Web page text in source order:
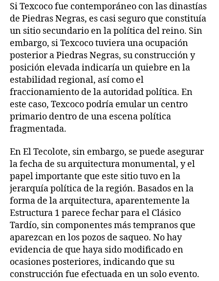
Si Texcoco fue contemporáneo con las dinastías
de Piedras Negras, es casi seguro que constituía
un sitio secundario en la política del reino. Sin
embargo, si Texcoco tuviera una ocupación
posterior a Piedras Negras, su construcción y
posición elevada indicaría un quiebre en la
estabilidad regional, así como el
fraccionamiento de la autoridad política. En
este caso, Texcoco podría emular un centro
primario dentro de una escena política
fragmentada.
En El Tecolote, sin embargo, se puede asegurar
la fecha de su arquitectura monumental, y el
papel importante que este sitio tuvo en la
jerarquía política de la región. Basados en la
forma de la arquitectura, aparentemente la
Estructura 1 parece fechar para el Clásico
Tardío, sin componentes más tempranos que
aparezcan en los pozos de saqueo. No hay
evidencia de que haya sido modificado en
ocasiones posteriores, indicando que su
construcción fue efectuada en un solo evento.